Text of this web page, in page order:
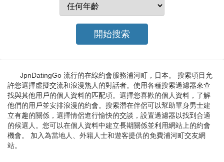
JpnDatingGo 流行的在線約會服務浦河町，日本。 搜索項目允
許您選擇虛擬交流和浪漫熟人的對話者。使用各種搜索過濾器來查
找與其他用戶的個人資料的匹配項。選擇您喜歡的個人資料，了解
他們的用戶並安排浪漫的約會。搜索潛在伴侶可以幫助單身男士建
立有趣的關係，選擇情侶進行愉快的交談，設置過濾器以找到合適
的候選人。您可以在個人資料中建立長期關係並利用網站上的約會
機會。 加入為當地人、外籍人士和遊客提供的免費浦河町交友網
站。